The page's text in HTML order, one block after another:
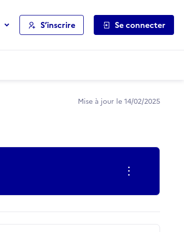
S’inscrire Se connecter
Mise à jour le 14/02/2025